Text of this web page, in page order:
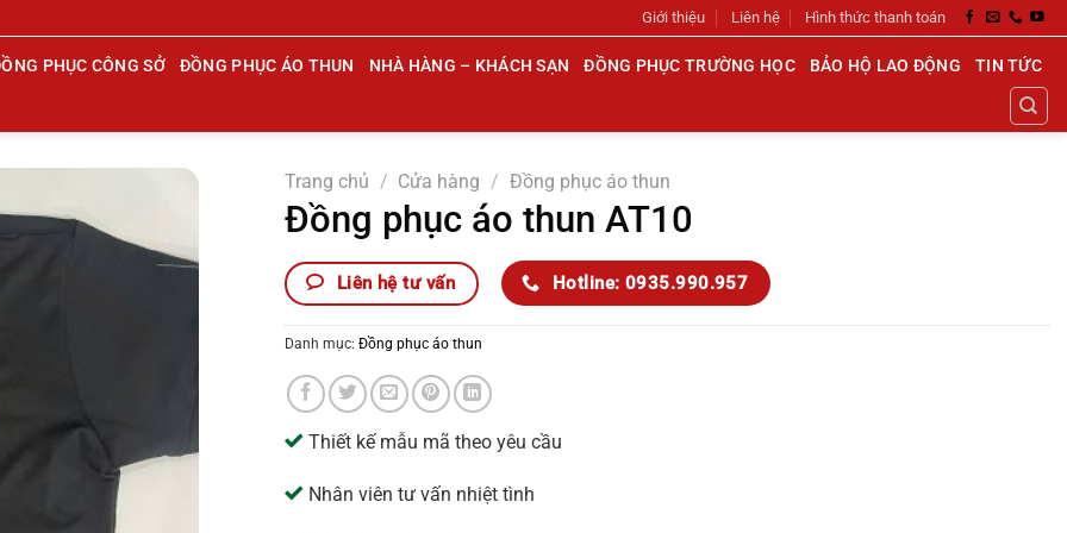
Giới thiệu Liên hệ Hình thức thanh toán
PHỤC CÔNG SỞ ĐỒNG PHỤC ÁO THUN NHÀ HÀNG – KHÁCH SẠN ĐỒNG PHỤC TRƯỜNG HỌC BẢO HỘ LAO ĐỘNG TIN TỨC
Trang chủ / Cửa hàng / Đồng phục áo thun
Đồng phục áo thun AT10
Liên hệ tư vấn Hotline: 0935.990.957
Danh mục: Đồng phục áo thun
Thiết kế mẫu mã theo yêu cầu
Nhân viên tư vấn nhiệt tình